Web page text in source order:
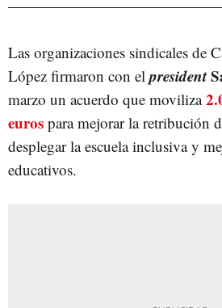
Las organizaciones sindicales de
López firmaron con el president
marzo un acuerdo que moviliza
euros para mejorar la retribución
desplegar la escuela inclusiva y
educativos.